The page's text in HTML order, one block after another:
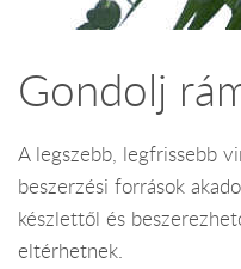
Gondolj
A legszebb, legfrissebb
beszerzési források
készlettől és
eltérhetnek.